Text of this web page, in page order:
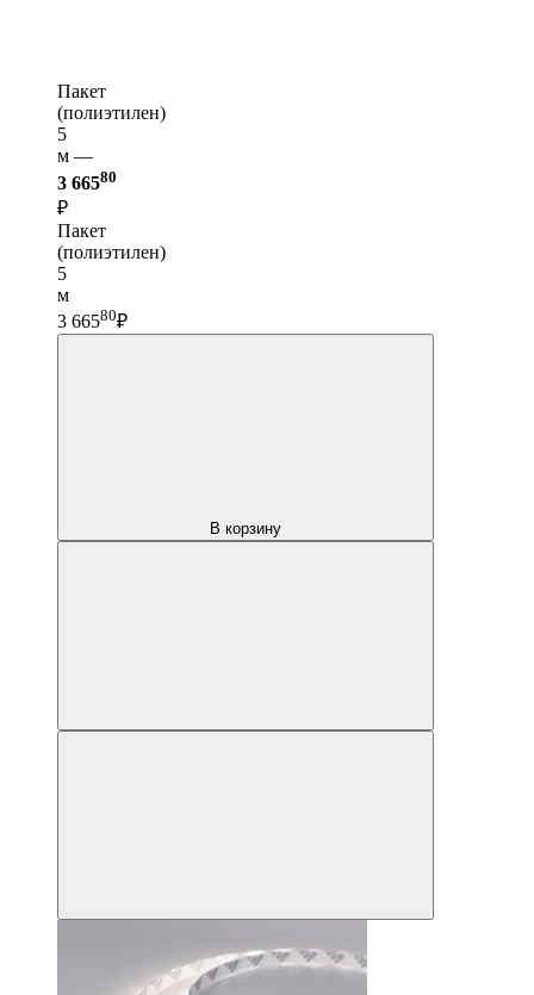
Пакет
(полиэтилен)
5
м —
3 66580
₽
Пакет
(полиэтилен)
5
м
3 66580₽
В корзину